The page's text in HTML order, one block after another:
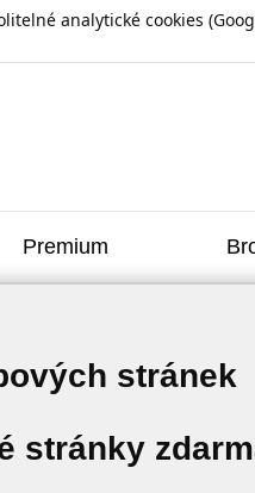
analytické cookies
Premium
stránek
stránky